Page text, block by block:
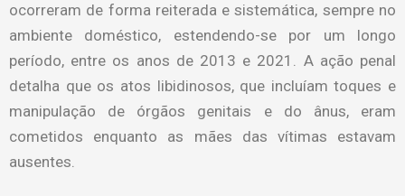
ocorreram de forma reiterada e sistemática, sempre no
ambiente doméstico, estendendo-se por um longo
período, entre os anos de 2013 e 2021. A ação penal
detalha que os atos libidinosos, que incluíam toques e
manipulação de órgãos genitais e do ânus, eram
cometidos enquanto as mães das vítimas estavam
ausentes.